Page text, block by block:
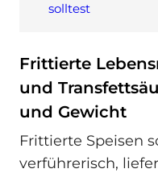
solltest
Frittierte
und
und Gewicht
Frittierte Speisen
verführerisch,